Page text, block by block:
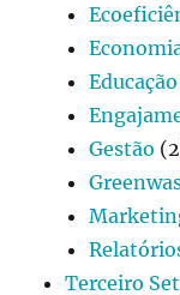
Gestão
Terceiro